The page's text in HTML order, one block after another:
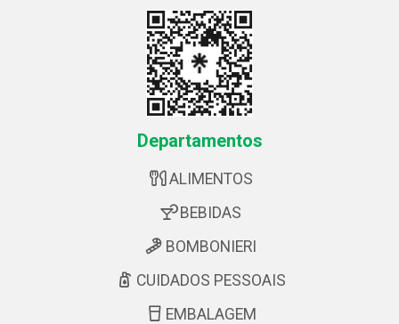
Departamentos
ALIMENTOS
BEBIDAS
BOMBONIERI
CUIDADOS PESSOAIS
EMBALAGEM